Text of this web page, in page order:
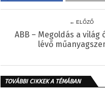
← ELŐZŐ
ABB – Megoldás a világ
lévő
TOVÁBBI CIKKEK A TÉMÁBAN